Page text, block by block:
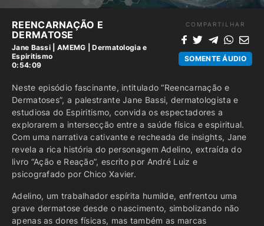
REENCARNAÇÃO E
DERMATOSE
Jane Bassi AMEMG |Dermatologia e
Espiritismo
0:54:09
COMPARTILHAR
SOMENTE ÁUDIO
Neste episódio fascinante, intitulado “Reencarnação e
Dermatoses”, a palestrante Jane Bassi, dermatologista e
estudiosa do Espiritismo, convida os espectadores a
explorarem a intersecção entre a saúde física e espiritual.
Com uma narrativa cativante e recheada de insights, Jane
revela a rica história do personagem Adelino, extraída do
livro “Ação e Reação”, escrito por André Luiz e
psicografado por Chico Xavier.
Adelino, um trabalhador espírita humilde, enfrentou uma
grave dermatose desde o nascimento, simbolizando não
apenas as dores físicas, mas também as marcas